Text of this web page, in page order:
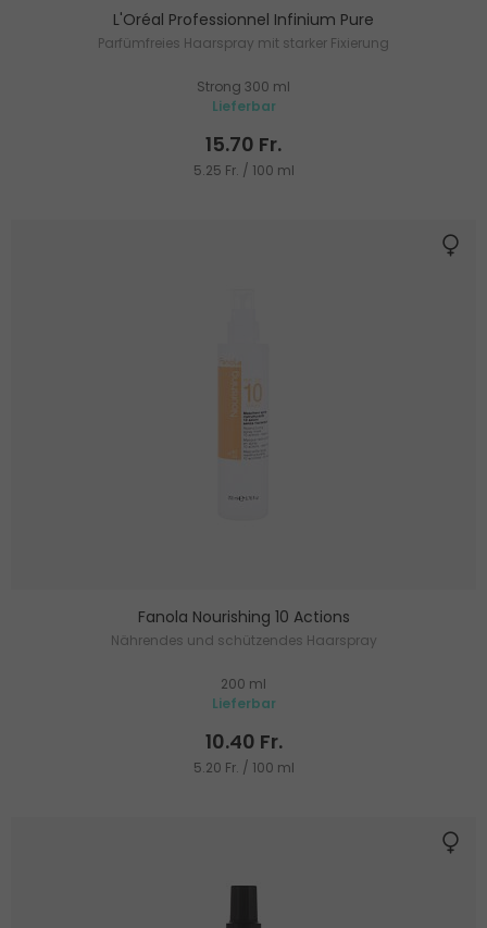
L'Oréal Professionnel Infinium Pure
Parfümfreies Haarspray mit starker Fixierung
Strong 300 ml
Lieferbar
15.70 Fr.
5.25 Fr. / 100 ml
Fanola Nourishing 10 Actions
Nährendes und schützendes Haarspray
200 ml
Lieferbar
10.40 Fr.
5.20 Fr. / 100 ml